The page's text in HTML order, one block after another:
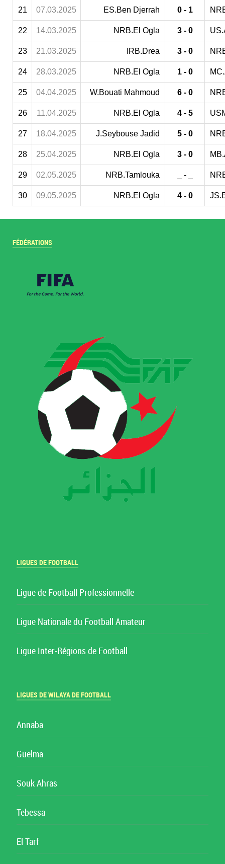
21 07.03.2025 ES.Ben Djerrah 0 - 1
22 14.03.2025 NRB.El Ogla 3 - 0
23 21.03.2025 IRB.Drea 3 - 0
24 28.03.2025 NRB.El Ogla 1 - 0
25 04.04.2025 W.Bouati Mahmoud 6 - 0
26 11.04.2025 NRB.El Ogla 4 - 5
27 18.04.2025 J.Seybouse Jadid 5 - 0
28 25.04.2025 NRB.El Ogla 3 - 0
29 02.05.2025 NRB.Tamlouka _ - _
30 09.05.2025 NRB.El Ogla 4 - 0
FÉDÉRATIONS
LIGUES DE FOOTBALL
Ligue de Football Professionnelle
Ligue Nationale du Football Amateur
Ligue Inter-Régions de Football
LIGUES DE WILAYA DE FOOTBALL
Annaba
Guelma
Souk Ahras
Tebessa
El Tarf